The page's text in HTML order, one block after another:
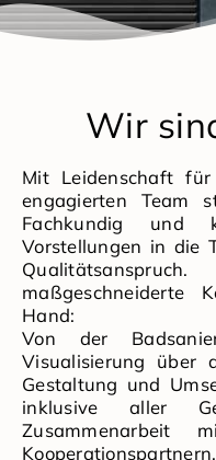
Wir
Mit Leidenschaft
engagierten Team
Fachkundig
Vorstellungen in die
maßgeschneiderte
Hand:
Von der
Visualisierung über
Gestaltung und
inklusive aller
Zusammenarbeit
Kooperationspartnern.